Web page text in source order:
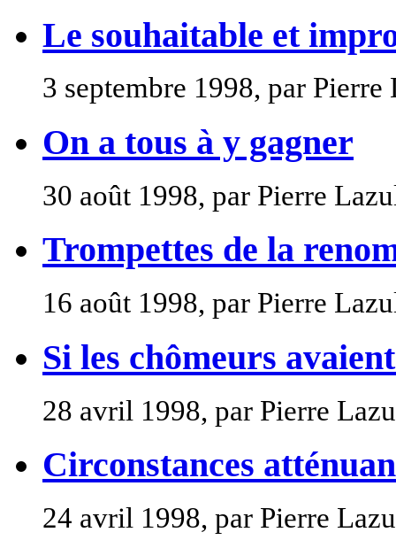
Le souhaitable et
3 septembre 1998, par Pierre
On a tous à y gagner
30 août 1998, par Pierre
Trompettes de la
16 août 1998, par Pierre
Si les chômeurs
28 avril 1998, par Pierre
Circonstances
24 avril 1998, par Pierre